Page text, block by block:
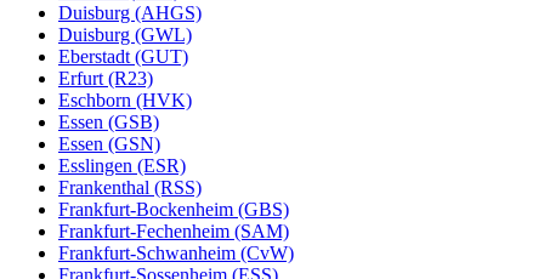
Duisburg (AHGS)
Duisburg (GWL)
Eberstadt (GUT)
Erfurt (R23)
Eschborn (HVK)
Essen (GSB)
Essen (GSN)
Esslingen (ESR)
Frankenthal (RSS)
Frankfurt-Bockenheim (GBS)
Frankfurt-Fechenheim (SAM)
Frankfurt-Schwanheim (CvW)
Frankfurt-Sossenheim (ESS)